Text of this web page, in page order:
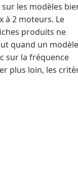
les modèles
à 2 moteurs. Le
produits ne
quand un modèle
sur la fréquence
plus loin, les